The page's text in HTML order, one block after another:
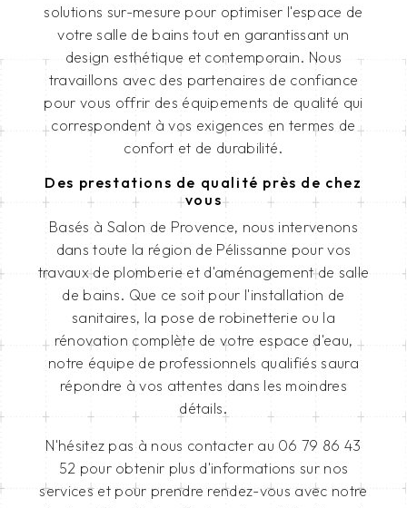
solutions sur-mesure pour optimiser l'espace de
votre salle de bains tout en garantissant un
design esthétique et contemporain. Nous
travaillons avec des partenaires de confiance
pour vous offrir des équipements de qualité qui
correspondent à vos exigences en termes de
confort et de durabilité.
Des prestations de qualité près de chez
vous
Basés à Salon de Provence, nous intervenons
dans toute la région de Pélissanne pour vos
travaux de plomberie et d'aménagement de salle
de bains. Que ce soit pour l'installation de
sanitaires, la pose de robinetterie ou la
rénovation complète de votre espace d'eau,
notre équipe de professionnels qualifiés saura
répondre à vos attentes dans les moindres
détails.
N'hésitez pas à nous contacter au 06 79 86 43
52 pour obtenir plus d'informations sur nos
services et pour prendre rendez-vous avec notre